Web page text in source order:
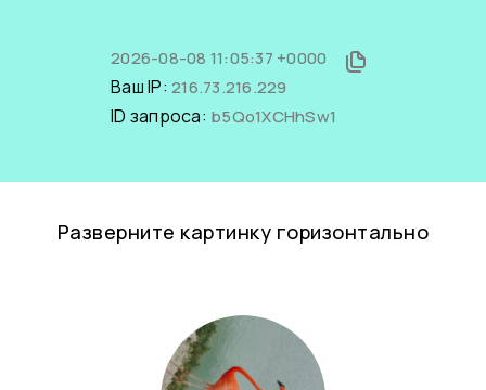
2026-08-08 11:05:37 +0000
Ваш IP: 216.73.216.229
ID запроса: b5Qo1XCHhSw1
Разверните картинку горизонтально